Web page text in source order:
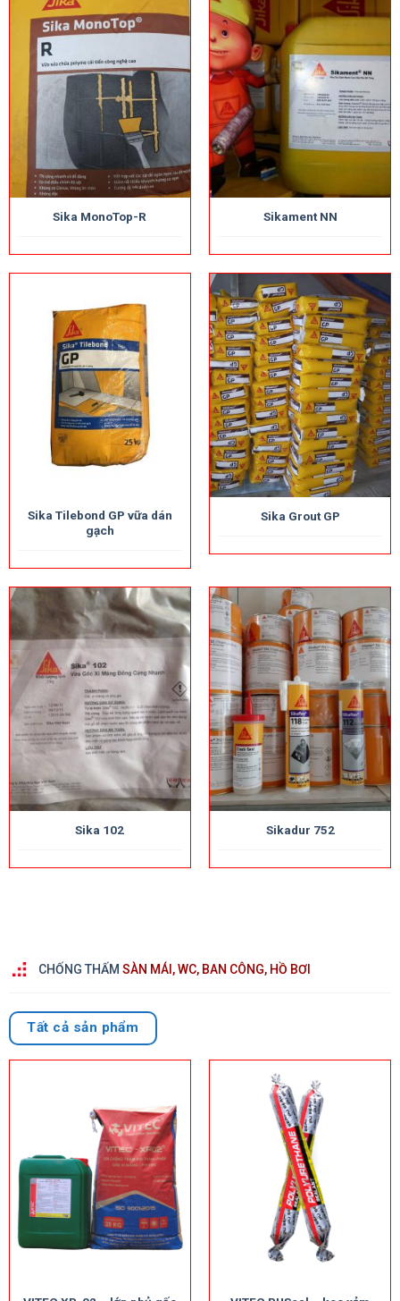
Sika MonoTop-R Sikament NN
Sika Tilebond GP vữa dán
gạch
Sika Grout GP
Sika 102 Sikadur 752
CHỐNG THẤM SÀN MÁI, WC, BAN CÔNG, HỒ BƠI
Tất cả sản phẩm